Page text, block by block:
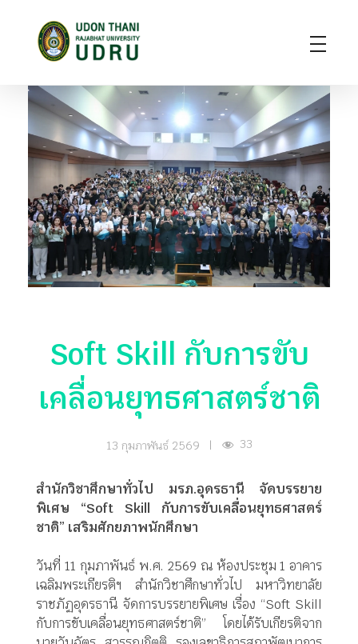
Soft Skill กับการขับ
เคลื่อนยุทธศาสตร์ชาติ
13 กุมภาพันธ์ 2569 | 33
สำนักวิชาศึกษาทั่วไป มรภ.อุดรธานี จัดบรรยาย
พิเศษ “Soft Skill กับการขับเคลื่อนยุทธศาสตร์
ชาติ” เสริมศักยภาพนักศึกษา
วันที่ 11 กุมภาพันธ์ พ.ศ. 2569 ณ ห้องประชุม 1 อาคาร
เฉลิมพระเกียรติฯ สำนักวิชาศึกษาทั่วไป มหาวิทยาลัย
ราชภัฏอุดรธานี จัดการบรรยายพิเศษ เรื่อง “Soft Skill
กับการขับเคลื่อนยุทธศาสตร์ชาติ” โดยได้รับเกียรติจาก